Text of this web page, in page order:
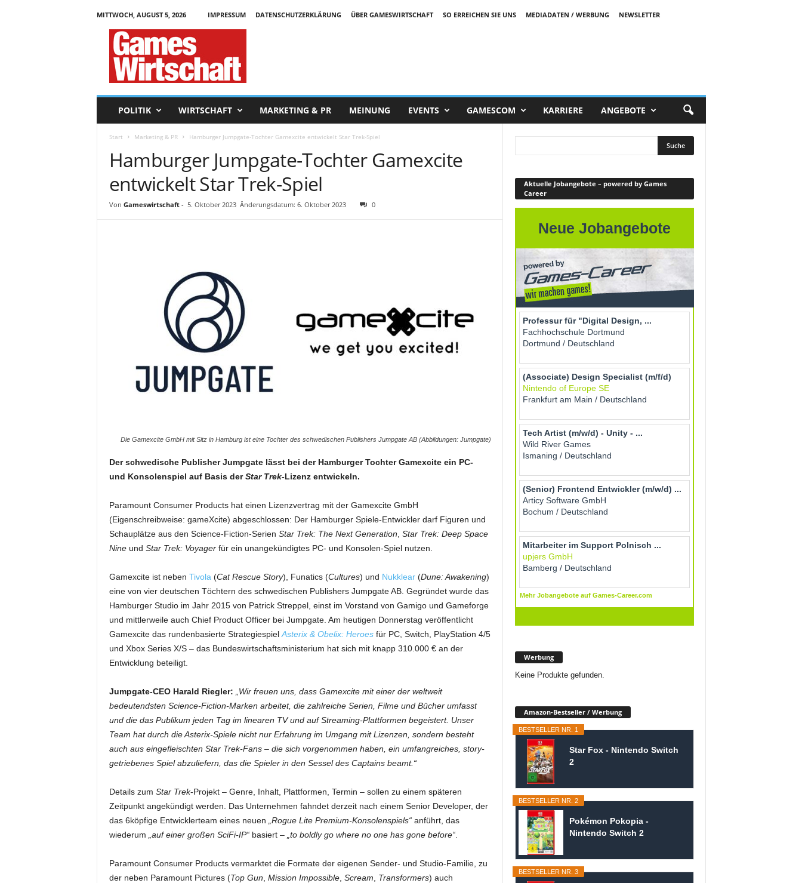
MITTWOCH, AUGUST 5, 2026 IMPRESSUM DATENSCHUTZERKLÄRUNG ÜBER GAMESWIRTSCHAFT SO ERREICHEN SIE UNS MEDIADATEN / WERBUNG
NEWSLETTER
POLITIK WIRTSCHAFT MARKETING & PR MEINUNG EVENTS GAMESCOM KARRIERE ANGEBOTE
Start Marketing & PR Hamburger Jumpgate-Tochter Gamexcite entwickelt Star Trek-Spiel
Hamburger Jumpgate-Tochter Gamexcite
entwickelt Star Trek-Spiel
Von Gameswirtschaft- 5. Oktober 2023 Änderungsdatum: 6. Oktober 2023 0
Die Gamexcite GmbH mit Sitz in Hamburg ist eine Tochter des schwedischen Publishers Jumpgate AB (Abbildungen: Jumpgate)
Der schwedische Publisher Jumpgate lässt bei der Hamburger Tochter Gamexcite ein PC-
und Konsolenspiel auf Basis derStar Trek-Lizenz entwickeln.
Paramount Consumer Products hat einen Lizenzvertrag mit der Gamexcite GmbH
(Eigenschreibweise: gameXcite) abgeschlossen: Der Hamburger Spiele-Entwickler darf Figuren und
Schauplätze aus den Science-Fiction-Serien Star Trek: The Next Generation Star Trek: Deep Space
Nineund Star Trek: Voyagerfür ein unangekündigtes PC- und Konsolen-Spiel nutzen.
Gamexcite ist neben Tivola (Cat Rescue Story), Funatics (Cultures) und Nukklear(Dune: Awakening)
eine von vier deutschen Töchtern des schwedischen Publishers Jumpgate AB. Gegründet wurde das
Hamburger Studio im Jahr 2015 von Patrick Streppel, einst im Vorstand von Gamigo und Gameforge
und mittlerweile auch Chief Product Officer bei Jumpgate. Am heutigen Donnerstag veröffentlicht
Gamexcite das rundenbasierte Strategiespiel Asterix & Obelix: Heroesfür PC, Switch, PlayStation 4/5
und Xbox Series X/S – das Bundeswirtschaftsministerium hat sich mit knapp 310.000 € an der
Entwicklung beteiligt.
Jumpgate-CEO Harald Riegler:
„Wir freuen uns, dass Gamexcite mit einer der weltweit
bedeutendsten Science-Fiction-Marken arbeitet, die zahlreiche Serien, Filme und Bücher umfasst
und die das Publikum jeden Tag im linearen TV und auf Streaming-Plattformen begeistert. Unser
Team hat durch die Asterix-Spiele nicht nur Erfahrung im Umgang mit Lizenzen, sondern besteht
auch aus eingefleischten Star Trek-Fans – die sich vorgenommen haben, ein umfangreiches, story-
getriebenes Spiel abzuliefern, das die Spieler in den Sessel des Captains beamt.“
Details zum Star Trek-Projekt – Genre, Inhalt, Plattformen, Termin – sollen zu einem späteren
Zeitpunkt angekündigt werden. Das Unternehmen fahndet derzeit nach einem Senior Developer, der
das 6köpfige Entwicklerteam eines neuen
„Rogue Lite Premium-Konsolenspiels“anführt, das
wiederum
„auf einer großen SciFi-IP“basiert – „to boldly go where no one has gone before“.
Paramount Consumer Products vermarktet die Formate der eigenen Sender- und Studio-Familie, zu
der neben Paramount Pictures (Top Gun Mission Impossible, Scream Transformers) auch
Aktuelle Jobangebote – powered by Games
Career
Werbung
Keine Produkte gefunden.
Amazon-Bestseller / Werbung
BESTSELLER NR. 1
Star Fox - Nintendo Switch
2
BESTSELLER NR. 2
Pokémon Pokopia -
Nintendo Switch 2
BESTSELLER NR. 3